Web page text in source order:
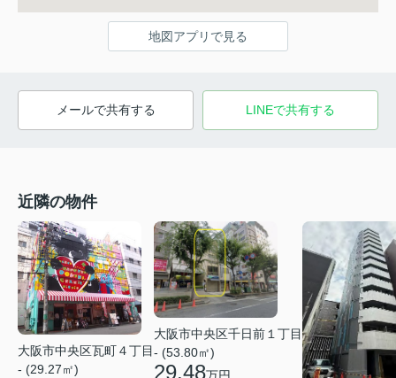
地図アプリで見る
メールで共有する LINEで共有する
近隣の物件
大阪市中央区瓦町４丁目
- (29.27㎡)
大阪市中央区千日前１丁目
- (53.80㎡)
29.48